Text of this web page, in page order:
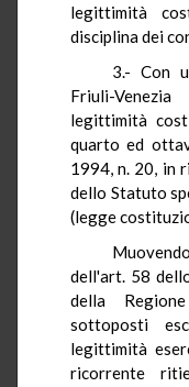
legittimità
disciplina dei
3.- Con
Friuli-
legittimità
quarto ed
1994, n. 20, in
dello Statuto
(legge
dell'art. 58
della
sottoposti
legittimità
ricorrente